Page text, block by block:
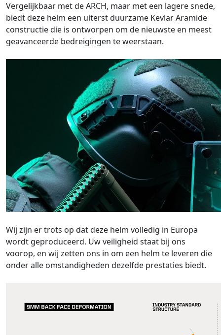
Vergelijkbaar met de ARCH, maar met een lagere snede,
biedt deze helm een uiterst duurzame Kevlar Aramide
constructie die is ontworpen om de nieuwste en meest
geavanceerde bedreigingen te weerstaan.
Wij zijn er trots op dat deze helm volledig in Europa
wordt geproduceerd. Uw veiligheid staat bij ons
voorop, en wij zetten ons in om een helm te leveren die
onder alle omstandigheden dezelfde prestaties biedt.